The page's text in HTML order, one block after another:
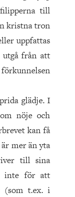
till
kristna tron
uppfattas
utgå från att
glädje. I
nöje och
kan få
mer än yta
till sina
inte för att
(som t.ex. i